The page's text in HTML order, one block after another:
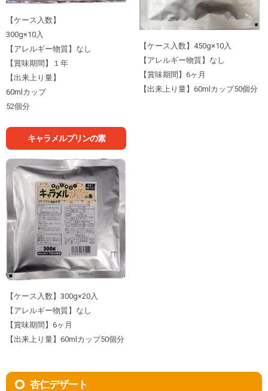
【ケース入数】
300g×10入
【アレルギー物質】なし
【賞味期間】１年
【出来上り量】
60mlカップ
52個分
【ケース入数】450g×10入
【アレルギー物質】なし
【賞味期間】6ヶ月
【出来上り量】60mlカップ50個分
キャラメルプリンの素
【ケース入数】300g×20入
【アレルギー物質】なし
【賞味期間】6ヶ月
【出来上り量】60mlカップ50個分
杏仁デザート